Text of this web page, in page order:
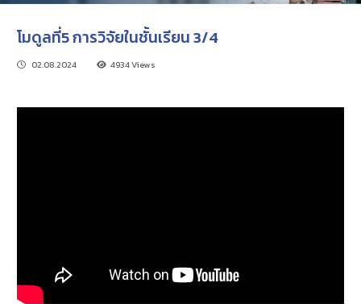
โมดูลที่5 การวิจัยในชั้นเรียน 3/4
02.08.2024 4934 Views